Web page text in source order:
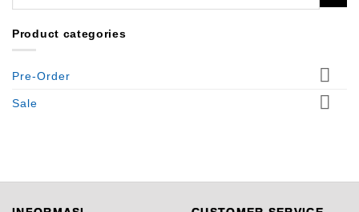
Product categories
Pre-Order
Sale